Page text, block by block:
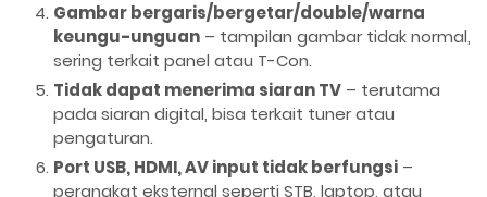
Gambar bergaris/bergetar/double/warna
keungu-unguan– tampilan gambar tidak normal,
sering terkait panel atau T-Con.
Tidak dapat menerima siaran TV– terutama
pada siaran digital, bisa terkait tuner atau
pengaturan.
Port USB, HDMI, AV input tidak berfungsi–
perangkat eksternal seperti STB, laptop, atau